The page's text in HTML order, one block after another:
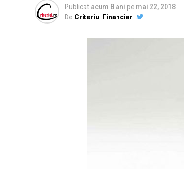
Publicat acum 8 ani pe mai 22, 2018
De Criteriul Financiar